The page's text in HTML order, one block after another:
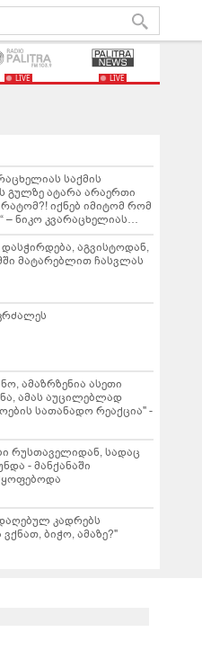
LIVE LIVE
საქმის
გულზე ატარა არაერთი
იქნებ იმიტომ რომ
– ნიკო კვარაცხელიას
აგვისტოდან,
მატარებლით ჩასვლას
ამაზრზენია ასეთი
სათანადო რეაქცია" -
რუსთაველიდან, სადაც
- მანქანაში
კადრებს
ვქნათ, ბიჭო, ამაზე?"